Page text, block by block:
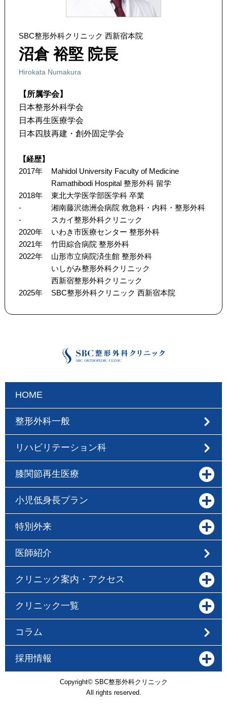
SBC整形外科クリニック 西新宿本院
沼倉 裕堅 院長
Hirokata Numakura
【所属学会】
日本整形外科学会
日本再生医療学会
日本四肢再建・創外固定学会
【経歴】
2017年
Mahidol University Faculty of Medicine
Ramathibodi Hospital 整形外科 留学
2018年
東北大学医学部医学科 卒業
-
湘南藤沢徳洲会病院 救急科・内科・整形外科
-
スカイ整形外科クリニック
2020年
いわき市医療センター 整形外科
2021年
竹田綜合病院 整形外科
2022年
山形市立病院済生館 整形外科
いしがみ整形外科クリニック
西新宿整形外科クリニック
2025年
SBC整形外科クリニック 西新宿本院
HOME
整形外科一般
リハビリテーション科
膝関節再生医療
小児低身長プラン
特別外来
医師紹介
クリニック案内・アクセス
クリニック一覧
コラム
採用情報
Copyright© SBC整形外科クリニック
All rights reserved.